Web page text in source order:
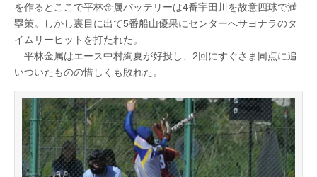
を作るとここで平林金属バッテリーは4番宇田川を故意四球で満
塁策。しかし裏目に出て5番船山優果にセンターへサヨナラのタ
イムリーヒットを打たれた。
平林金属はエース中村絢夏が好投し、2回にすぐさま同点に追
いついたものの惜しくも敗れた。